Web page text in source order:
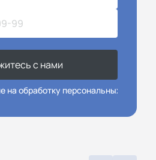
с нами
на обработку персональных